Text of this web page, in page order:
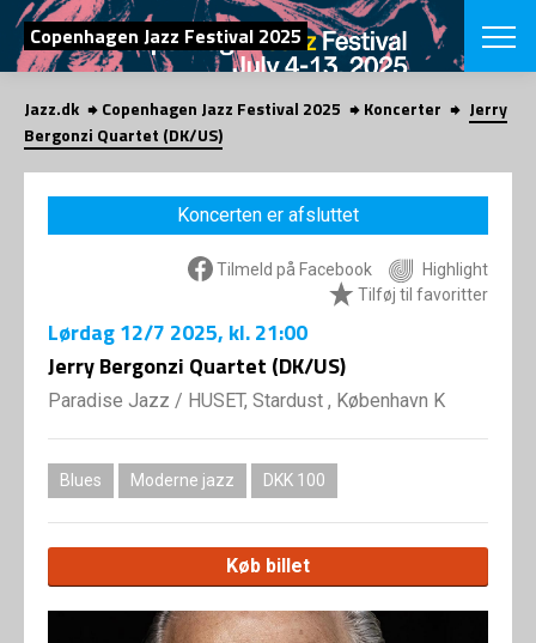
SØG
Copenhagen Jazz Festival 2025
English
VÆLG
VINTERJAZZ
Temaer
LOCATIONS
Venues &
Jazz.dk Copenhagen Jazz Festival 2025 Koncerter
Jerry
Bergonzi Quartet (DK/US)
Koncerten er afsluttet
Tilmeld på Facebook
Highlight
Tilføj til favoritter
Lørdag12/7 2025, kl. 21:00
Jerry Bergonzi Quartet (DK/US)
Paradise Jazz / HUSET, Stardust , København K
Blues Moderne jazz DKK 100
Køb billet